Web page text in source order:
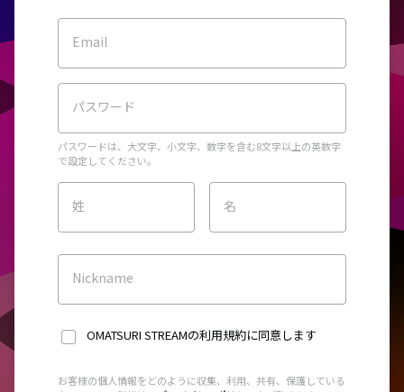
Email
パスワード
パスワードは、大文字、小文字、数字を含む8文字以上の英数字
で設定してください。
姓 名
Nickname
OMATSURI STREAMの利用規約に同意します
お客様の個人情報をどのように収集、利用、共有、保護している